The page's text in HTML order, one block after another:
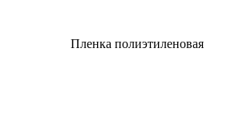
Пленка полиэтиленовая